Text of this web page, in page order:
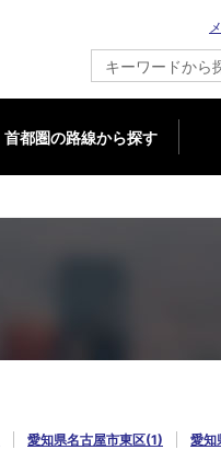
首都圏の路線から探す
愛知県名古屋市東区(1) 愛知